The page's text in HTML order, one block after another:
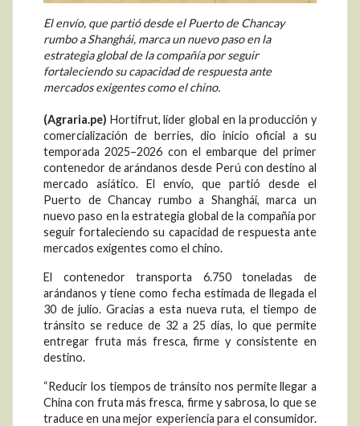
El envío, que partió desde el Puerto de Chancay
rumbo a Shanghái, marca un nuevo paso en la
estrategia global de la compañía por seguir
fortaleciendo su capacidad de respuesta ante
mercados exigentes como el chino.
(Agraria.pe) Hortifrut, líder global en la producción y
comercialización de berries, dio inicio oficial a su
temporada 2025–2026 con el embarque del primer
contenedor de arándanos desde Perú con destino al
mercado asiático. El envío, que partió desde el
Puerto de Chancay rumbo a Shanghái, marca un
nuevo paso en la estrategia global de la compañía por
seguir fortaleciendo su capacidad de respuesta ante
mercados exigentes como el chino.
El contenedor transporta 6.750 toneladas de
arándanos y tiene como fecha estimada de llegada el
30 de julio. Gracias a esta nueva ruta, el tiempo de
tránsito se reduce de 32 a 25 días, lo que permite
entregar fruta más fresca, firme y consistente en
destino.
“Reducir los tiempos de tránsito nos permite llegar a
China con fruta más fresca, firme y sabrosa, lo que se
traduce en una mejor experiencia para el consumidor.